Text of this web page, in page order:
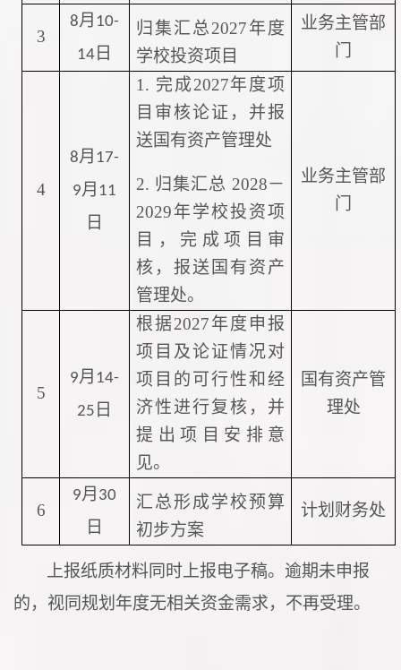
3
8月 10-
14 日
归集汇总2027年度
学校投资项目
业务主管部
门
4
8月 17-
9月 11
日
1. 完成2027年度项
目审核论证，并报
送国有资产管理处
2. 归集汇总 2028－
2029年学校投资项
目
， 完成项目审
核，报送国有资产
管理处。
业务主管部
门
5
9月 14-
25 日
根据2027年度申报
项目及论证情况对
项目的可行性和经
济性进行复核，并
提出项目安排意
见。
国有资产管
理处
6
9月 30
日
汇总形成学校预算
初步方案
计划财务处
上报纸质材料同时上报电子稿。逾期未申报
的，视同规划年度无相关资金需求，不再受理。